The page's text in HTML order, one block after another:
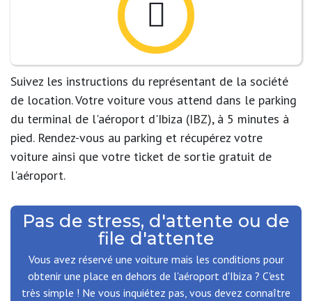
Suivez les instructions du représentant de la société
de location. Votre voiture vous attend dans le parking
du terminal de l'aéroport d'Ibiza (IBZ), à 5 minutes à
pied. Rendez-vous au parking et récupérez votre
voiture ainsi que votre ticket de sortie gratuit de
l'aéroport.
Pas de stress, d'attente ou de
file d'attente
Vous avez réservé une voiture mais les conditions pour
obtenir une place en dehors de l'aéroport d'Ibiza ? C'est
très simple ! Ne vous inquiétez pas, vous devez connaître